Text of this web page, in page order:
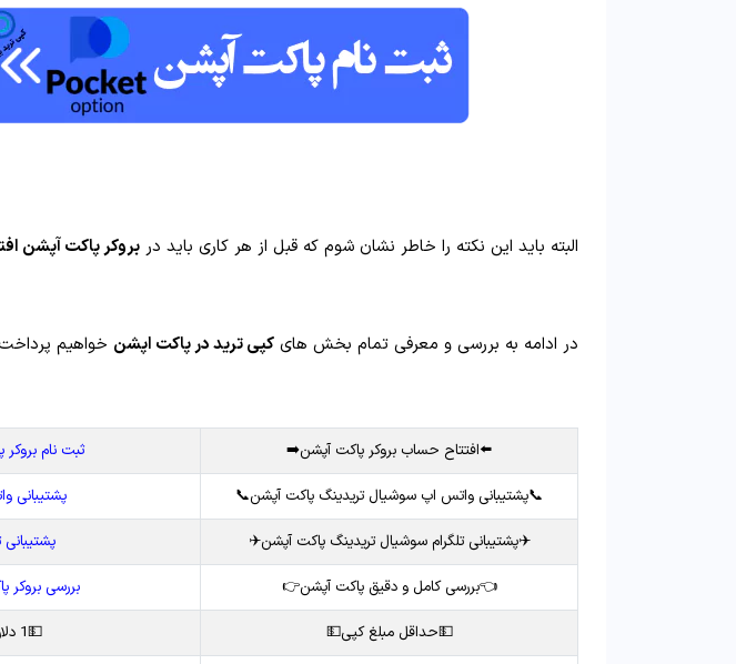
البته باید این نکته را خاطر نشان شوم که قبل از هر کاری باید در بروکر پاکت آپشن
در ادامه به بررسی و معرفی تمام بخش های کپی ترید در پاکت اپشن خواهیم
⬅️افتتاح حساب بروکر پاکت آپشن➡️ ثبت نام
📞پشتیبانی واتس اپ سوشیال تریدینگ پاکت آپشن📞 پشتیبانی
✈️پشتیبانی تلگرام سوشیال تریدینگ پاکت آپشن✈️ پشتیبانی
👈بررسی کامل و دقیق پاکت آپشن👉 بررسی بروکر
💵حداقل مبلغ کپی💵 💵1 دلار💵